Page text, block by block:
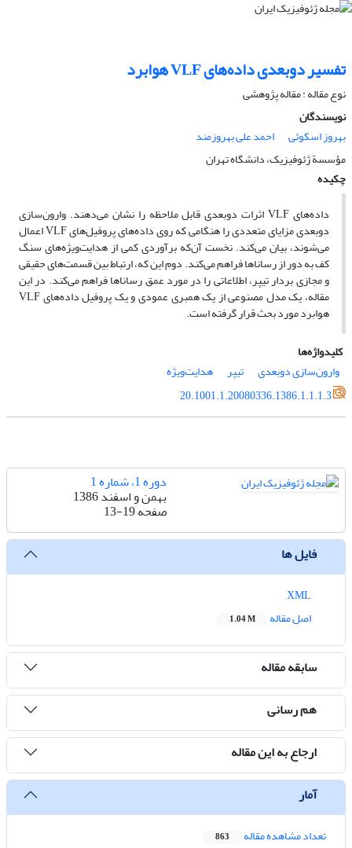
تفسیر دوبعدی داده‌های VLF هوابرد
نوع مقاله : مقاله پژوهشی‌
نویسندگان
بهروز اسکوئی
احمد علی بهروزمند
مؤسسة ژئوفیزیک، دانشگاه تهران
چکیده
داده‌های VLF اثرات دو‌بعدی قابل ملاحظه را نشان می‌دهند. وارون‌سازی
دو‌بعدی مزایای متعددی را هنگامی که روی داده‌های پروفیل‌های VLF اعمال
می‌شوند، بیان می‌کند. نخست آن‌که برآوردی کمی از هدایت‌ویژه‌های سنگ
کف به دور از رساناها فراهم می‌کند. دوم این که، ارتباط بین قسمت‌های حقیقی
و مجازی بردار تیپر، اطلاعاتی را در مورد عمق رساناها فراهم می‌کند. در این
مقاله، یک مدل مصنوعی از یک همبری عمودی و یک پروفیل داده‌های VLF
هوابرد مورد بحث قرار گرفته است.
کلیدواژه‌ها
وارون‌سازی دو‌بعدی
تیپر
هدایت‌ویژه
20.1001.1.20080336.1386.1.1.1.3
دوره 1، شماره 1
بهمن و اسفند 1386
صفحه13-19
فایل ها
اصل مقاله
1.04 M
سابقه مقاله
هم رسانی
ارجاع به این مقاله
آمار
تعداد مشاهده مقاله 863